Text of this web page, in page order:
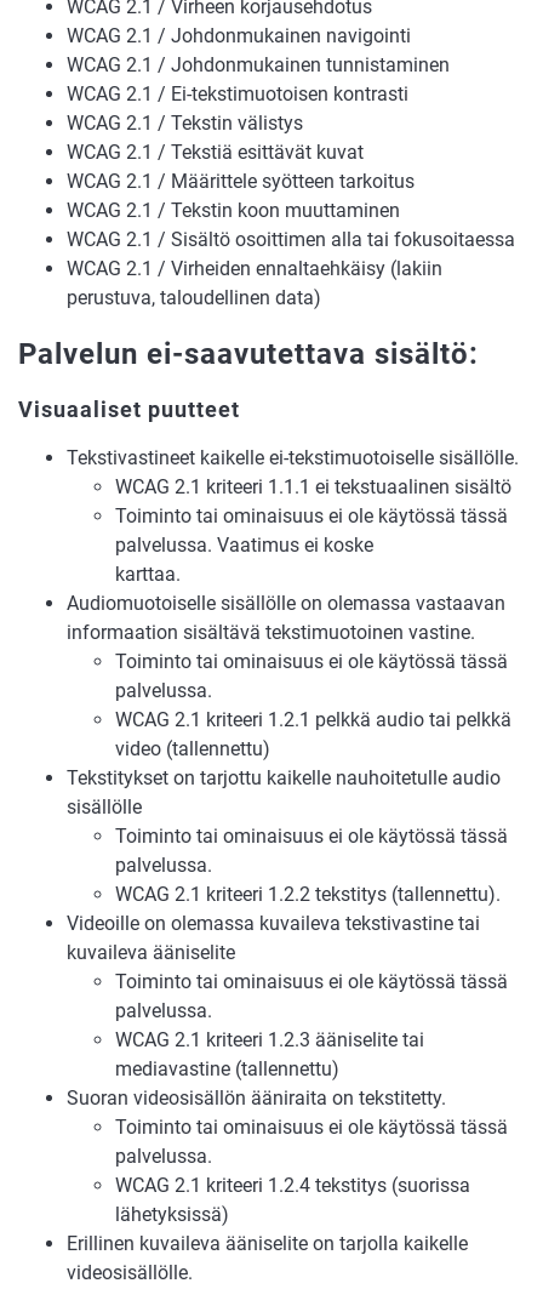
WCAG 2.1 / Virheen korjausehdotus
WCAG 2.1 / Johdonmukainen navigointi
WCAG 2.1 / Johdonmukainen tunnistaminen
WCAG 2.1 / Ei-tekstimuotoisen kontrasti
WCAG 2.1 / Tekstin välistys
WCAG 2.1 / Tekstiä esittävät kuvat
WCAG 2.1 / Määrittele syötteen tarkoitus
WCAG 2.1 / Tekstin koon muuttaminen
WCAG 2.1 / Sisältö osoittimen alla tai fokusoitaessa
WCAG 2.1 / Virheiden ennaltaehkäisy (lakiin
perustuva, taloudellinen data)
Palvelun ei-saavutettava sisältö:
Visuaaliset puutteet
Tekstivastineet kaikelle ei-tekstimuotoiselle sisällölle.
WCAG 2.1 kriteeri 1.1.1 ei tekstuaalinen sisältö
Toiminto tai ominaisuus ei ole käytössä tässä
palvelussa. Vaatimus ei koske
karttaa.
Audiomuotoiselle sisällölle on olemassa vastaavan
informaation sisältävä tekstimuotoinen vastine.
Toiminto tai ominaisuus ei ole käytössä tässä
palvelussa.
WCAG 2.1 kriteeri 1.2.1 pelkkä audio tai pelkkä
video (tallennettu)
Tekstitykset on tarjottu kaikelle nauhoitetulle audio
sisällölle
Toiminto tai ominaisuus ei ole käytössä tässä
palvelussa.
WCAG 2.1 kriteeri 1.2.2 tekstitys (tallennettu).
Videoille on olemassa kuvaileva tekstivastine tai
kuvaileva ääniselite
Toiminto tai ominaisuus ei ole käytössä tässä
palvelussa.
WCAG 2.1 kriteeri 1.2.3 ääniselite tai
mediavastine (tallennettu)
Suoran videosisällön ääniraita on tekstitetty.
Toiminto tai ominaisuus ei ole käytössä tässä
palvelussa.
WCAG 2.1 kriteeri 1.2.4 tekstitys (suorissa
lähetyksissä)
Erillinen kuvaileva ääniselite on tarjolla kaikelle
videosisällölle.